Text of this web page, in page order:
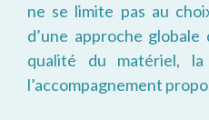
ne se limite pas au
d’une approche
qualité du matériel,
l’accompagnement